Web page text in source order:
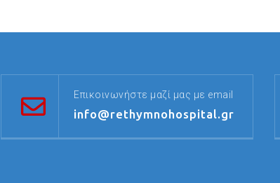
Επικοινωνήστε μαζί μας με email
info@rethymnohospital.gr